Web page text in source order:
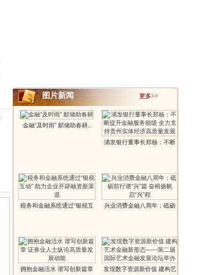
图片新闻 更多>>
金融“及时雨” 邮储助春耕..
浦发银行董事长郑杨：不断
税务和金融系统通过“银税互
兴业消费金融八周年：砥砺
拥抱金融活水 谱写创新篇章
发现数字资源新价值 建构艺